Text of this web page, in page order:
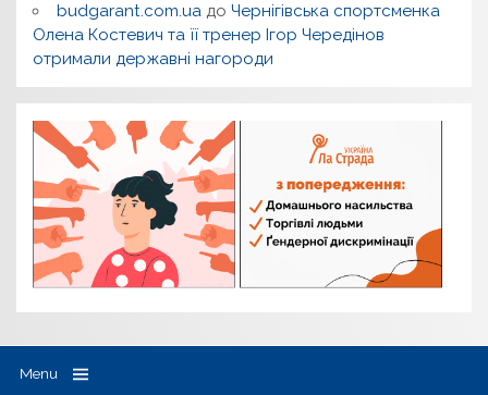
budgarant.com.uaдо Чернігівська спортсменка
Олена Костевич та її тренер Ігор Чередінов
отримали державні нагороди
Menu